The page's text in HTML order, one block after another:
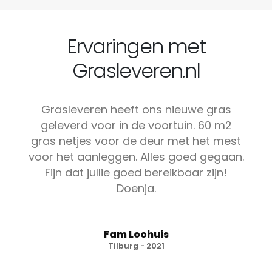
Ervaringen met
Grasleveren.nl
Grasleveren heeft ons nieuwe gras
geleverd voor in de voortuin. 60 m2
gras netjes voor de deur met het mest
voor het aanleggen. Alles goed gegaan.
Fijn dat jullie goed bereikbaar zijn!
Doenja.
Fam Loohuis
Tilburg - 2021